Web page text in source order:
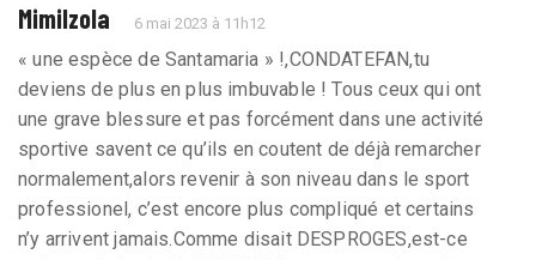
Mimilzola 6 mai 2023 à 11h12
« une espèce de Santamaria » !,CONDATEFAN,tu
deviens de plus en plus imbuvable ! Tous ceux qui ont
une grave blessure et pas forcément dans une activité
sportive savent ce qu’ils en coutent de déjà remarcher
normalement,alors revenir à son niveau dans le sport
professionel, c’est encore plus compliqué et certains
n’y arrivent jamais.Comme disait DESPROGES,est-ce